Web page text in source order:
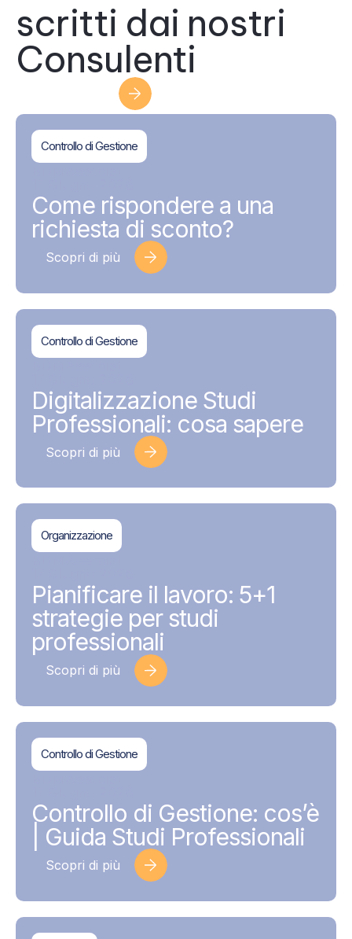
scritti dai nostri
Consulenti
Controllo di Gestione
Come rispondere a una
richiesta di sconto?
Scopri di più
Controllo di Gestione
Digitalizzazione Studi
Professionali: cosa sapere
Scopri di più
Organizzazione
Pianificare il lavoro: 5+1
strategie per studi
professionali
Scopri di più
Controllo di Gestione
Controllo di Gestione: cos’è
| Guida Studi Professionali
Scopri di più